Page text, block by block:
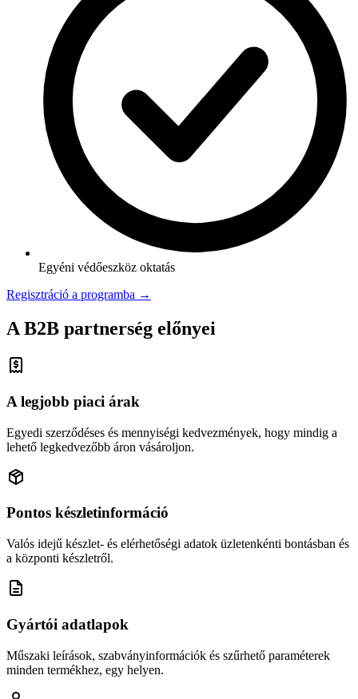
Egyéni védőeszköz oktatás
Regisztráció a programba →
A B2B partnerség előnyei
A legjobb piaci árak
Egyedi szerződéses és mennyiségi kedvezmények, hogy mindig a
lehető legkedvezőbb áron vásároljon.
Pontos készletinformáció
Valós idejű készlet- és elérhetőségi adatok üzletenkénti bontásban és
a központi készletről.
Gyártói adatlapok
Műszaki leírások, szabványinformációk és szűrhető paraméterek
minden termékhez, egy helyen.